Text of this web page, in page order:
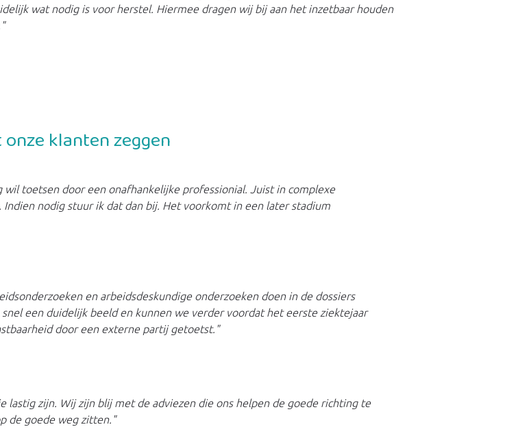
wat nodig is voor herstel. Hiermee dragen wij bij aan het inzetbaar houden
onze klanten zeggen
wil toetsen door een onafhankelijke professionial. Juist in complexe
nodig stuur ik dat dan bij. Het voorkomt in een later stadium
en arbeidsdeskundige onderzoeken doen in de dossiers
een duidelijk beeld en kunnen we verder voordat het eerste ziektejaar
door een externe partij getoetst."
lastig zijn. Wij zijn blij met de adviezen die ons helpen de goede richting te
de goede weg zitten."